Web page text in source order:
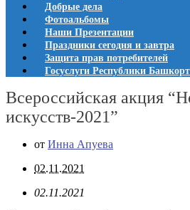
Добрые дела
Фотоальбомы
Наши Презентации
Праздники сегодня и завтра
Защита прав потребителей
Госуслуги Республики
Всероссийская акция
искусств-2021”
от Инна Апуева
02.11.2021
02.11.2021